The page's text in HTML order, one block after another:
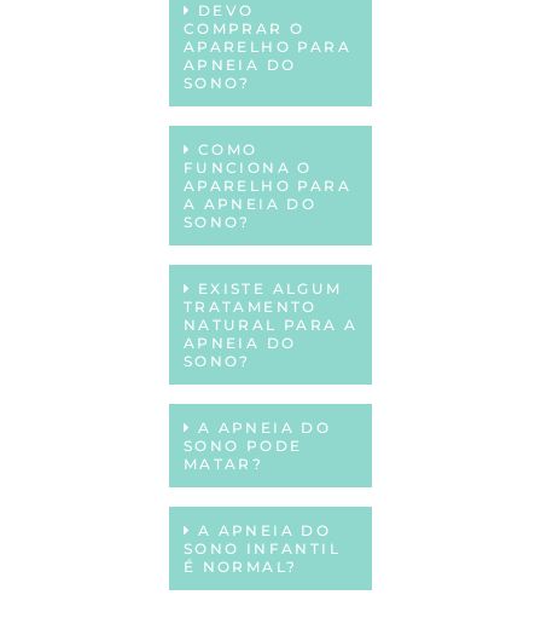
DEVO
COMPRAR O
APARELHO PARA
APNEIA DO
SONO?
COMO
FUNCIONA O
APARELHO PARA
A APNEIA DO
SONO?
EXISTE ALGUM
TRATAMENTO
NATURAL PARA A
APNEIA DO
SONO?
A APNEIA DO
SONO PODE
MATAR?
A APNEIA DO
SONO INFANTIL
É NORMAL?